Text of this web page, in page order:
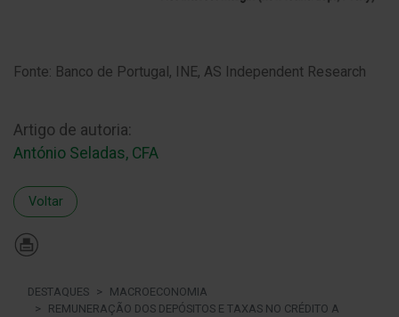
Fonte: Banco de Portugal, INE, AS Independent Research
Artigo de autoria:
António Seladas, CFA
Voltar
DESTAQUES
MACROECONOMIA
REMUNERAÇÃO DOS DEPÓSITOS E TAXAS NO CRÉDITO A